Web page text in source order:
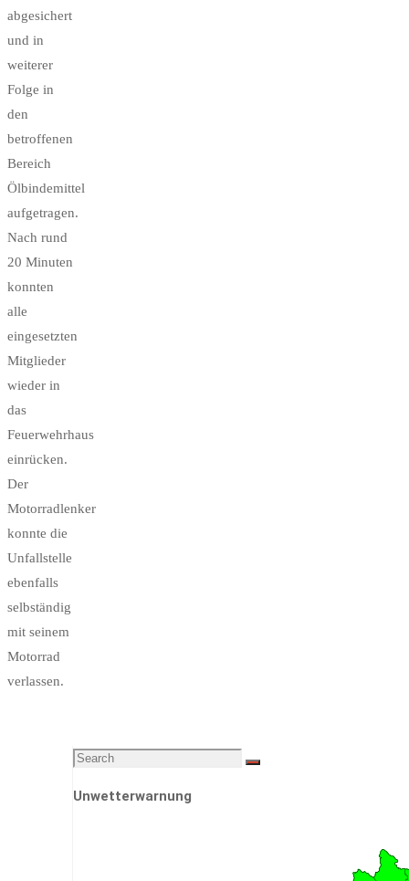
abgesichert
und in
weiterer
Folge in
den
betroffenen
Bereich
Ölbindemittel
aufgetragen.
Nach rund
20 Minuten
konnten
alle
eingesetzten
Mitglieder
wieder in
das
Feuerwehrhaus
einrücken.
Der
Motorradlenker
konnte die
Unfallstelle
ebenfalls
selbständig
mit seinem
Motorrad
verlassen.
Search
Search
Unwetterwarnung